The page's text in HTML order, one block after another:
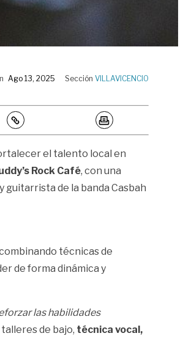
Ago 13, 2025 Sección VILLAVICENCIO
el talento local en
Rock Café, con una
de la banda Casbah
técnicas de
de forma dinámica y
las habilidades
de bajo, técnica vocal,